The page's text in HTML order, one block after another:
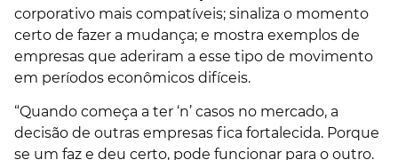
corporativo mais compatíveis; sinaliza o momento
certo de fazer a mudança; e mostra exemplos de
empresas que aderiram a esse tipo de movimento
em períodos econômicos difíceis.
“Quando começa a ter ‘n’ casos no mercado, a
decisão de outras empresas fica fortalecida. Porque
se um faz e deu certo, pode funcionar para o outro.